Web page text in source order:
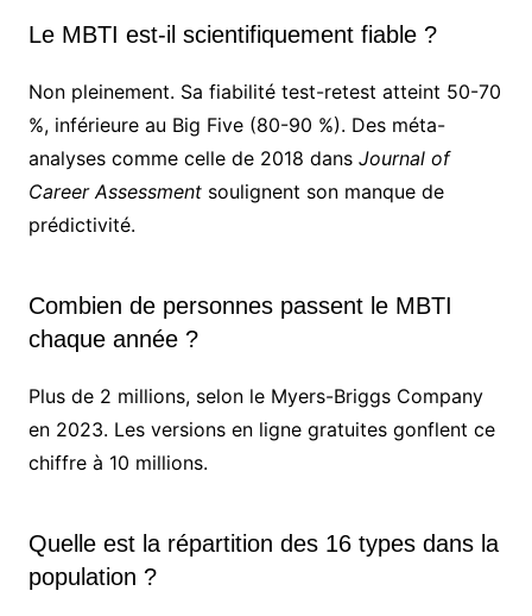
Le MBTI est-il scientifiquement fiable ?
Non pleinement. Sa fiabilité test-retest atteint 50-70
%, inférieure au Big Five (80-90 %). Des méta-
analyses comme celle de 2018 dans Journal of
Career Assessmentsoulignent son manque de
prédictivité.
Combien de personnes passent le MBTI
chaque année ?
Plus de 2 millions, selon le Myers-Briggs Company
en 2023. Les versions en ligne gratuites gonflent ce
chiffre à 10 millions.
Quelle est la répartition des 16 types dans la
population ?